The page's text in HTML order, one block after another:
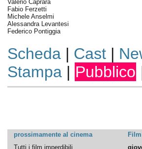
Valerio Caprara
Fabio Ferzetti
Michele Anselmi
Alessandra Levantesi
Federico Pontiggia
Scheda| Cast|
Stampa| Pubblico
prossimamente al cinema
Tutti i film imperdibili